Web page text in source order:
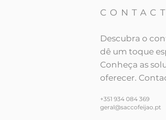
Descubra o
dê um toque
Conheça as
oferecer.
+351 934 084 369
geral@saccofeijao.pt